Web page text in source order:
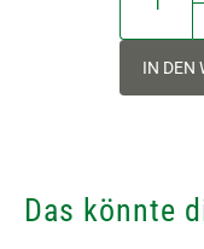
IN DEN
Das könnte